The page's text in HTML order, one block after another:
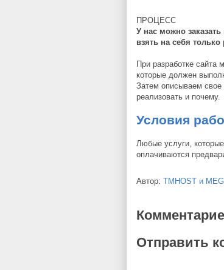
ПРОЦЕСС
У нас можно
взять на себя
При разработке сайта
которые должен
Затем описываем свое
реализовать и почему.
Условия
Любые услуги,
оплачиваются
Автор: TMHOST и
Отправить